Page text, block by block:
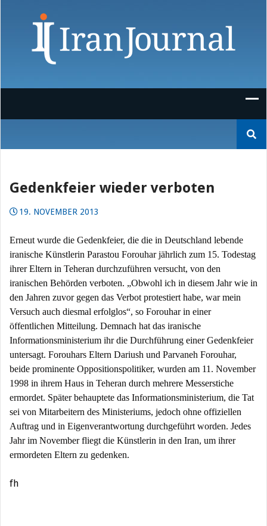
nach:
Gedenkfeier wieder verboten
19. NOVEMBER 2013
Erneut wurde die Gedenkfeier, die die in Deutschland lebende
iranische Künstlerin Parastou Forouhar jährlich zum 15. Todestag
ihrer Eltern in Teheran durchzuführen versucht, von den
iranischen Behörden verboten. „Obwohl ich in diesem Jahr wie in
den Jahren zuvor gegen das Verbot protestiert habe, war mein
Versuch auch diesmal erfolglos“, so Forouhar in einer
öffentlichen Mitteilung. Demnach hat das iranische
Informationsministerium ihr die Durchführung einer Gedenkfeier
untersagt. Forouhars Eltern Dariush und Parvaneh Forouhar,
beide prominente Oppositionspolitiker, wurden am 11. November
1998 in ihrem Haus in Teheran durch mehrere Messerstiche
ermordet. Später behauptete das Informationsministerium, die Tat
sei von Mitarbeitern des Ministeriums, jedoch ohne offiziellen
Auftrag und in Eigenverantwortung durchgeführt worden. Jedes
Jahr im November fliegt die Künstlerin in den Iran, um ihrer
ermordeten Eltern zu gedenken.
fh